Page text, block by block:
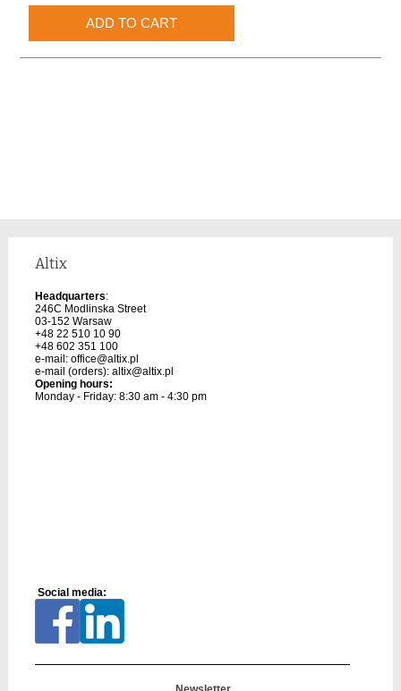
Altix
Headquarters:
246C Modlinska Street
03-152 Warsaw
+48 22 510 10 90
+48 602 351 100
e-mail: office@altix.pl
e-mail (orders): altix@altix.pl
Opening hours:
Monday - Friday: 8:30 am - 4:30 pm
Social media: